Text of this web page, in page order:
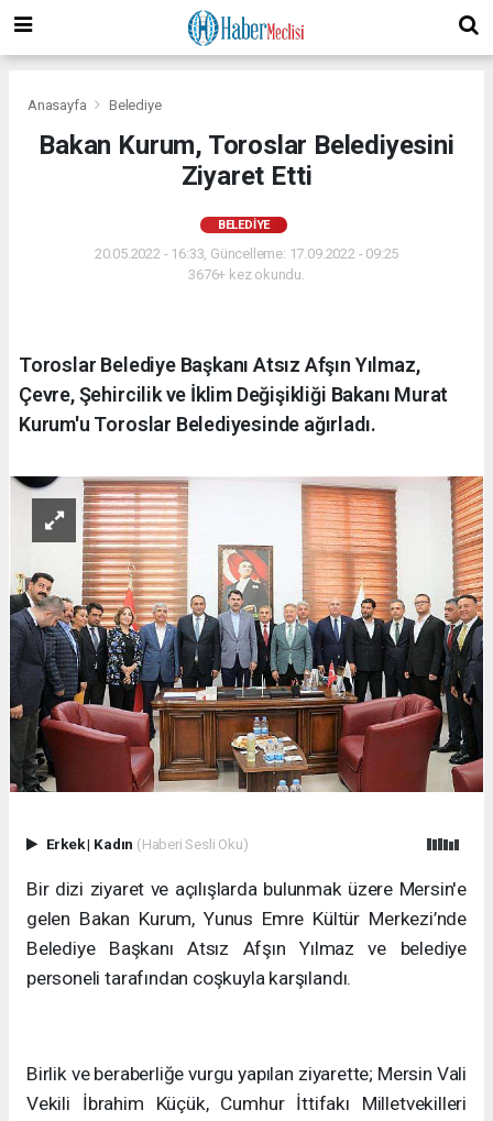
Anasayfa Belediye
Bakan Kurum, Toroslar Belediyesini
Ziyaret Etti
BELEDIYE
20.05.2022 - 16:33, Güncelleme: 17.09.2022 - 09:25
3676+ kez okundu.
Toroslar Belediye Başkanı Atsız Afşın Yılmaz,
Çevre, Şehircilik ve İklim Değişikliği Bakanı Murat
Kurum'u Toroslar Belediyesinde ağırladı.
Erkek| Kadın (Haberi Sesli Oku)
Bir dizi ziyaret ve açılışlarda bulunmak üzere Mersin'e
gelen Bakan Kurum, Yunus Emre Kültür Merkezi’nde
Belediye Başkanı Atsız Afşın Yılmaz ve belediye
personeli tarafından coşkuyla karşılandı.
Birlik ve beraberliğe vurgu yapılan ziyarette; Mersin Vali
Vekili İbrahim Küçük, Cumhur İttifakı Milletvekilleri